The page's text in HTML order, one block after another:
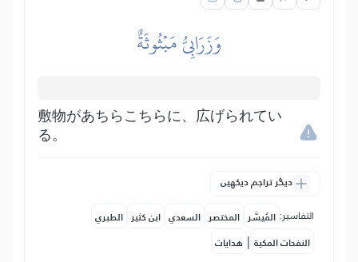
وَزَرَابِيُّ مَبۡثُوثَةٌ
敷物があちらこちらに、広げられてい
る。
دیگر تراجم دیکھیں
التفاسير: المُيسَّر المختصر السعدي ابن كثير الطبري
النفحات المكية | هدايات